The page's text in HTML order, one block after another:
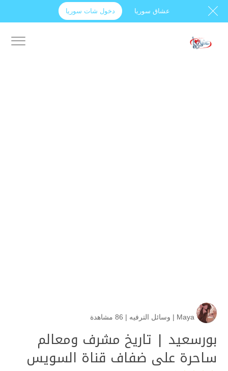
عشاق سوريا دخول شات سوريا
Maya
| وسائل الترفيه | 86 مشاهدة
بورسعيد | تاريخ مشرف ومعالم
ساحرة على ضفاف قناة السويس